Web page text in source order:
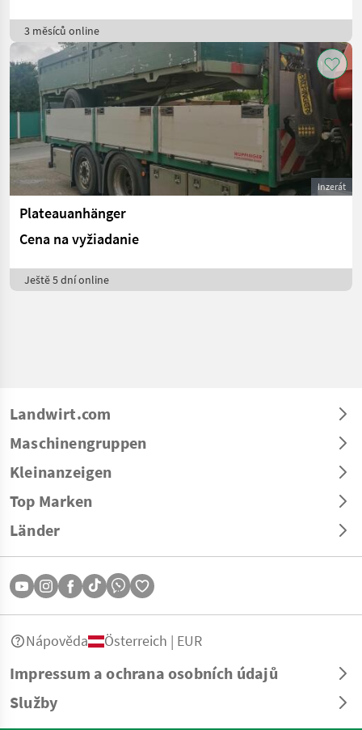
3 měsíců online
Inzerát
Plateauanhänger
Cena na vyžiadanie
Ještě 5 dní online
Landwirt.com
Maschinengruppen
Kleinanzeigen
Top Marken
Länder
Impressum a ochrana osobních údajů
Služby
Nápověda Österreich | EUR